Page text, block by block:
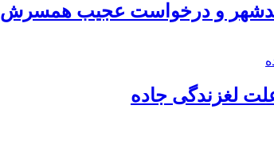
و درخواست عجیب همسرش
لغزندگی جاده